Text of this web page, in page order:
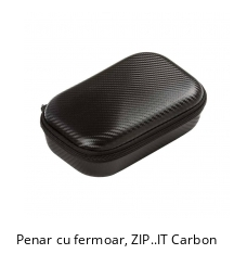
Penar cu fermoar, ZIP..IT Carbon